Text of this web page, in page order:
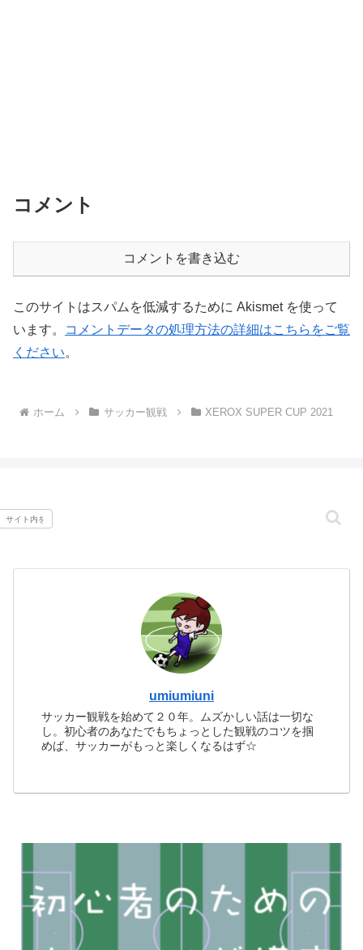
コメント
コメントを書き込む
このサイトはスパムを低減するために Akismet を使って
います。
コメントデータの処理方法の詳細はこちらをご覧
ください。
ホーム サッカー観戦 XEROX SUPER CUP 2021
umiumiuni
サッカー観戦を始めて２０年。ムズかしい話は一切な
し。初心者のあなたでもちょっとした観戦のコツを掴
めば、サッカーがもっと楽しくなるはず☆